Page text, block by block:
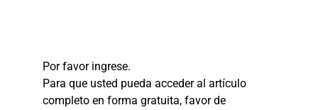
Por favor ingrese.
Para que usted pueda acceder al artículo
completo en forma gratuita, favor de